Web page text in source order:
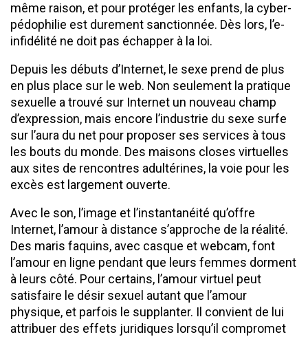
même raison, et pour protéger les enfants, la cyber-
pédophilie est durement sanctionnée. Dès lors, l’e-
infidélité ne doit pas échapper à la loi.
Depuis les débuts d’Internet, le sexe prend de plus
en plus place sur le web. Non seulement la pratique
sexuelle a trouvé sur Internet un nouveau champ
d’expression, mais encore l’industrie du sexe surfe
sur l’aura du net pour proposer ses services à tous
les bouts du monde. Des maisons closes virtuelles
aux sites de rencontres adultérines, la voie pour les
excès est largement ouverte.
Avec le son, l’image et l’instantanéité qu’offre
Internet, l’amour à distance s’approche de la réalité.
Des maris faquins, avec casque et webcam, font
l’amour en ligne pendant que leurs femmes dorment
à leurs côté. Pour certains, l’amour virtuel peut
satisfaire le désir sexuel autant que l’amour
physique, et parfois le supplanter. Il convient de lui
attribuer des effets juridiques lorsqu’il compromet